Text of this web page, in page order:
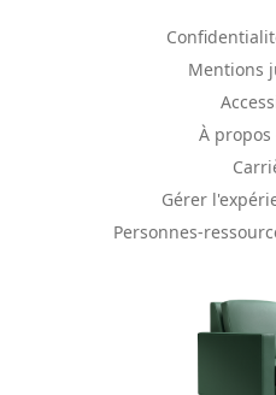
Mentions
À propos
Gérer
Personnes-